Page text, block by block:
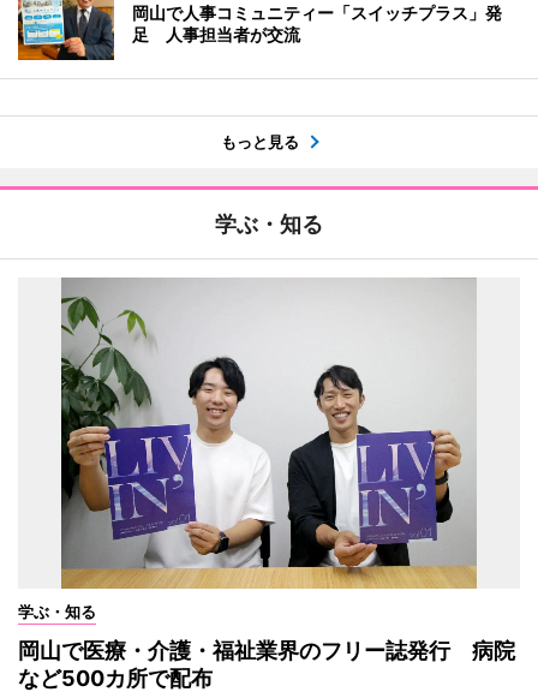
岡山で人事コミュニティー「スイッチプラス」発
足 人事担当者が交流
もっと見る
学ぶ・知る
学ぶ・知る
岡山で医療・介護・福祉業界のフリー誌発行 病院
など500カ所で配布